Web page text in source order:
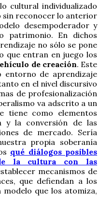
cultural individualizado
sin reconocer lo anterior
desempoderador y
patrimonio. En dichos
no sólo se pone
que entran en juego los
de creación. Este
entorno de aprendizaje
en el nivel discursivo
de profesionalización
va adscrito a un
tiene como elementos
y la conversión de las
de mercado. Sería
propia soberanía
qué diálogos posibles
la cultura con las
mecanismos de
que defiendan a los
que los atomiza,